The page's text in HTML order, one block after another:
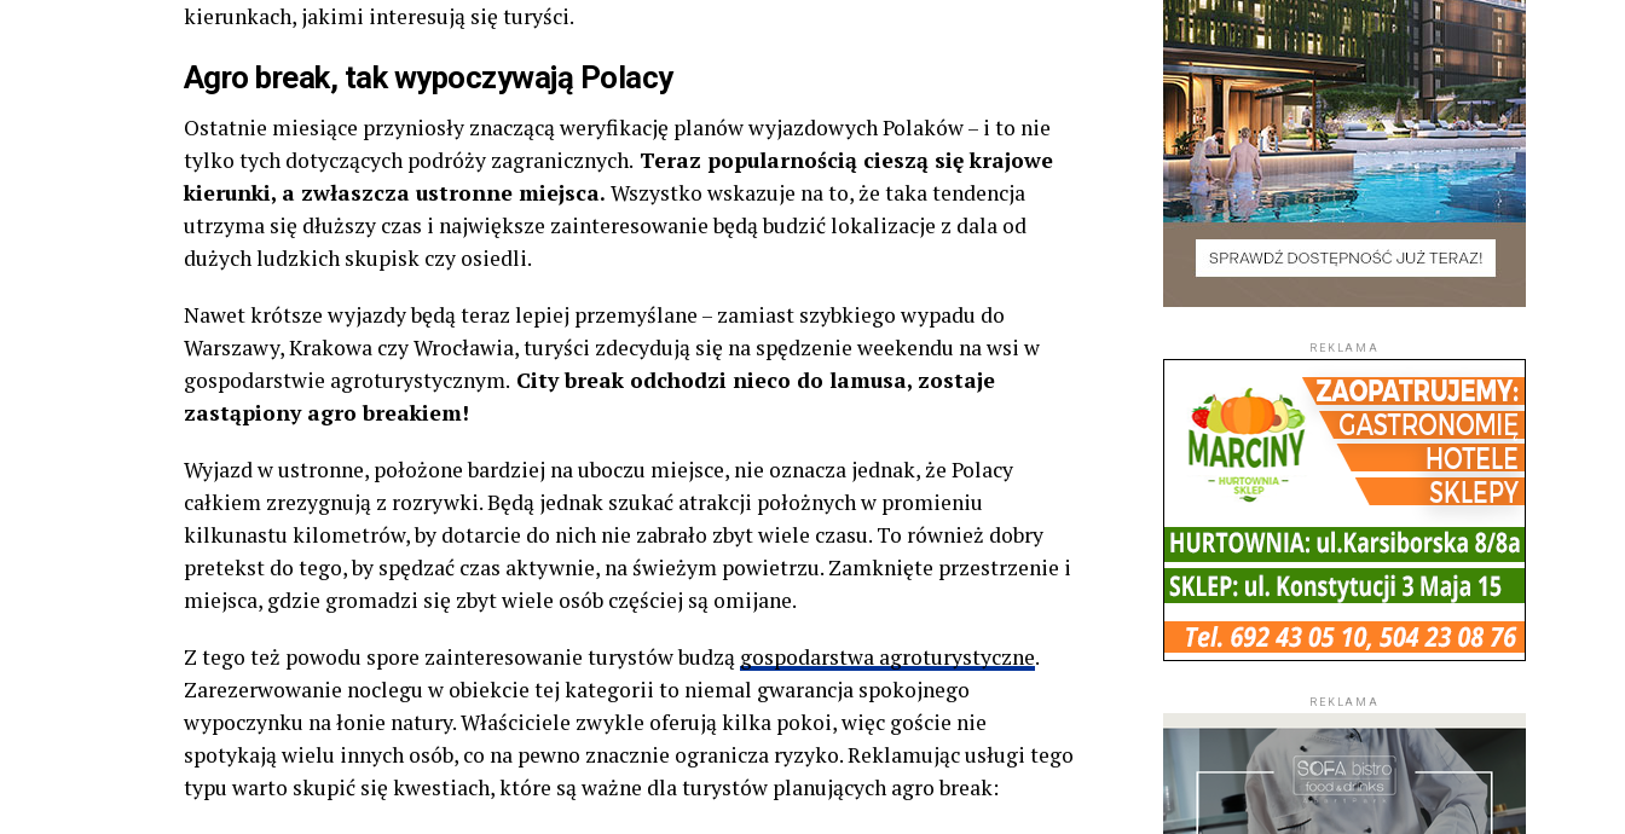
kierunkach, jakimi interesują się turyści.
Agro break, tak wypoczywają Polacy
Ostatnie miesiące przyniosły znaczącą weryfikację planów wyjazdowych Polaków – i to nie
tylko tych dotyczących podróży zagranicznych. Teraz popularnością cieszą się krajowe
kierunki, a zwłaszcza ustronne miejsca. Wszystko wskazuje na to, że taka tendencja
utrzyma się dłuższy czas i największe zainteresowanie będą budzić lokalizacje z dala od
dużych ludzkich skupisk czy osiedli.
Nawet krótsze wyjazdy będą teraz lepiej przemyślane – zamiast szybkiego wypadu do
Warszawy, Krakowa czy Wrocławia, turyści zdecydują się na spędzenie weekendu na wsi w
gospodarstwie agroturystycznym. City break odchodzi nieco do lamusa, zostaje
zastąpiony agro breakiem!
Wyjazd w ustronne, położone bardziej na uboczu miejsce, nie oznacza jednak, że Polacy
całkiem zrezygnują z rozrywki. Będą jednak szukać atrakcji położnych w promieniu
kilkunastu kilometrów, by dotarcie do nich nie zabrało zbyt wiele czasu. To również dobry
pretekst do tego, by spędzać czas aktywnie, na świeżym powietrzu. Zamknięte przestrzenie i
miejsca, gdzie gromadzi się zbyt wiele osób częściej są omijane.
Z tego też powodu spore zainteresowanie turystów budzą gospodarstwa agroturystyczne.
Zarezerwowanie noclegu w obiekcie tej kategorii to niemal gwarancja spokojnego
wypoczynku na łonie natury. Właściciele zwykle oferują kilka pokoi, więc goście nie
spotykają wielu innych osób, co na pewno znacznie ogranicza ryzyko. Reklamując usługi tego
typu warto skupić się kwestiach, które są ważne dla turystów planujących agro break:
REKLAMA
REKLAMA